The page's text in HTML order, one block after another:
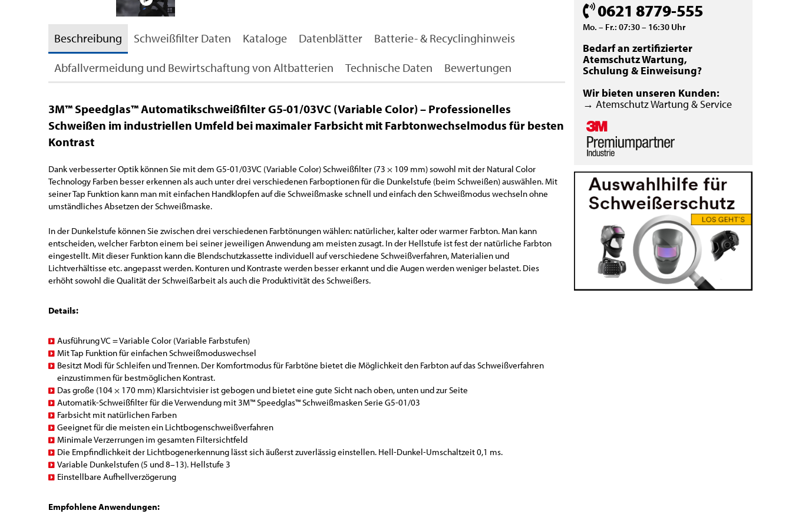
0621 8779-555
Mo. – Fr.: 07:30 – 16:30 Uhr
Bedarf an zertifizierter
Atemschutz Wartung,
Schulung & Einweisung?
Wir bieten unseren Kunden:
→ Atemschutz Wartung & Service
Beschreibung Schweißfilter Daten Kataloge Datenblätter
Batterie- & Recyclinghinweis
Abfallvermeidung und Bewirtschaftung von Altbatterien
Technische Daten Bewertungen
3M™ Speedglas™ Automatikschweißfilter G5-01/03VC (Variable Color) – Professionelles
Schweißen im industriellen Umfeld bei maximaler Farbsicht mit Farbtonwechselmodus für besten
Kontrast
Dank verbesserter Optik können Sie mit dem G5-01/03VC (Variable Color) Schweißfilter (73 × 109 mm) sowohl mit der Natural Color
Technology Farben besser erkennen als auch unter drei verschiedenen Farboptionen für die Dunkelstufe (beim Schweißen) auswählen. Mit
seiner Tap Funktion kann man mit einfachen Handklopfen auf die Schweißmaske schnell und einfach den Schweißmodus wechseln ohne
umständliches Absetzen der Schweißmaske.
In der Dunkelstufe können Sie zwischen drei verschiedenen Farbtönungen wählen: natürlicher, kalter oder warmer Farbton. Man kann
entscheiden, welcher Farbton einem bei seiner jeweiligen Anwendung am meisten zusagt. In der Hellstufe ist fest der natürliche Farbton
eingestellt. Mit dieser Funktion kann die Blendschutzkassette individuell auf verschiedene Schweißverfahren, Materialien und
Lichtverhältisse etc. angepasst werden. Konturen und Kontraste werden besser erkannt und die Augen werden weniger belastet. Dies
erhöht sowohl die Qualität der Schweißarbeit als auch die Produktivität des Schweißers.
Details:
Ausführung VC = Variable Color (Variable Farbstufen)
Mit Tap Funktion für einfachen Schweißmoduswechsel
Besitzt Modi für Schleifen und Trennen. Der Komfortmodus für Farbtöne bietet die Möglichkeit den Farbton auf das Schweißverfahren
einzustimmen für bestmöglichen Kontrast.
Das große (104 × 170 mm) Klarsichtvisier ist gebogen und bietet eine gute Sicht nach oben, unten und zur Seite
Automatik-Schweißfilter für die Verwendung mit 3M™ Speedglas™ Schweißmasken Serie G5-01/03
Farbsicht mit natürlichen Farben
Geeignet für die meisten ein Lichtbogenschweißverfahren
Minimale Verzerrungen im gesamten Filtersichtfeld
Die Empfindlichkeit der Lichtbogenerkennung lässt sich äußerst zuverlässig einstellen. Hell-Dunkel-Umschaltzeit 0,1 ms.
Variable Dunkelstufen (5 und 8–13). Hellstufe 3
Einstellbare Aufhellverzögerung
Empfohlene Anwendungen: